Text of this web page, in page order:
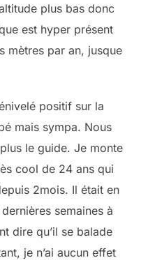
plus bas donc
est hyper présent
mètres par an, jusque
positif sur la
mais sympa. Nous
le guide. Je monte
cool de 24 ans qui
2mois. Il était en
semaines à
dire qu’il se balade
je n’ai aucun effet